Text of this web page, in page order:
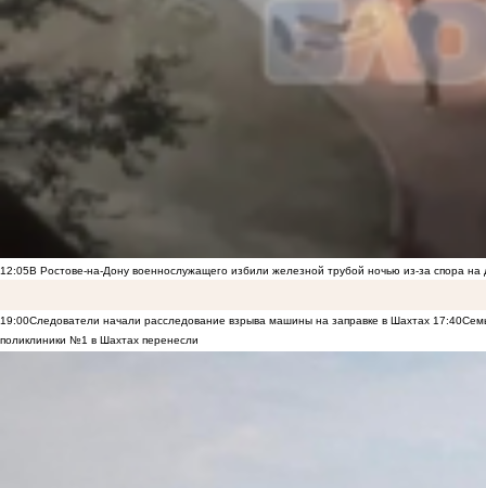
12:05В Ростове-на-Дону военнослужащего избили железной трубой ночью из-за спора на
19:00Следователи начали расследование взрыва машины на заправке в Шахтах 17:40
поликлиники №1 в Шахтах перенесли